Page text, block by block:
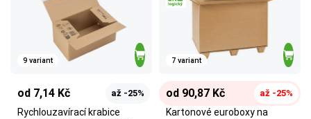
9 variant
od 7,14 Kč až -25%
Rychlouzavírací krabice
7 variant
od 90,87 Kč až -25%
Kartonové euroboxy na